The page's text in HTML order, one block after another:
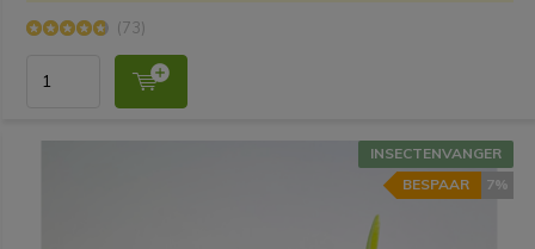
(73)
INSECTENVANGER
7%
BESPAAR